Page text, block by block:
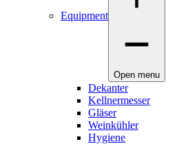
Equipment
Open menu
Dekanter
Kellnermesser
Gläser
Weinkühler
Hygiene